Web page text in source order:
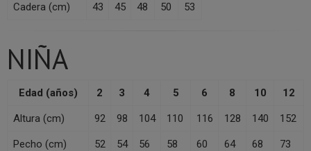
Cadera (cm) 43 45 48 50 53
NIÑA
Edad (años) 2 3 4 5 6 8 10 12
Altura (cm) 92 98 104 110 116 128 140 152
Pecho (cm) 52 54 56 58 60 64 68 73